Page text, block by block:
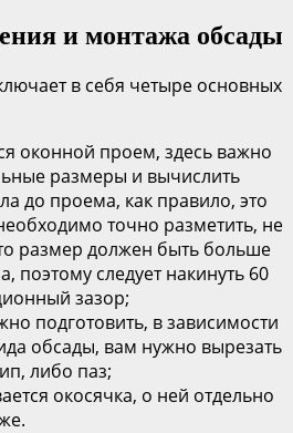
и монтажа обсады
в себя четыре основных
оконной проем, здесь важно
размеры и вычислить
до проема, как правило, это
точно разметить, не
размер должен быть больше
поэтому следует накинуть 60
зазор;
подготовить, в зависимости
обсады, вам нужно вырезать
либо паз;
окосячка, о ней отдельно